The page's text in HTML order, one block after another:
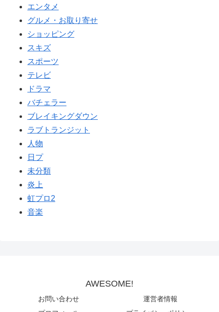
エンタメ
グルメ・お取り寄せ
ショッピング
スキズ
スポーツ
テレビ
ドラマ
バチェラー
ブレイキングダウン
ラブトランジット
人物
日プ
未分類
炎上
虹プロ2
音楽
AWESOME!
お問い合わせ
運営者情報